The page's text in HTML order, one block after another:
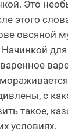
Это
этого
овсяной
для
с
такое,
условиях.